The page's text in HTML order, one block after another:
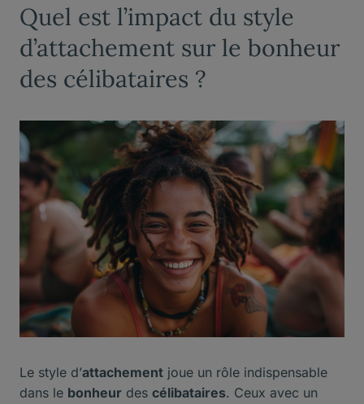
Quel est l’impact du style
d’attachement sur le bonheur
des célibataires ?
Le style d’attachement joue un rôle indispensable
dans le bonheur des célibataires. Ceux avec un